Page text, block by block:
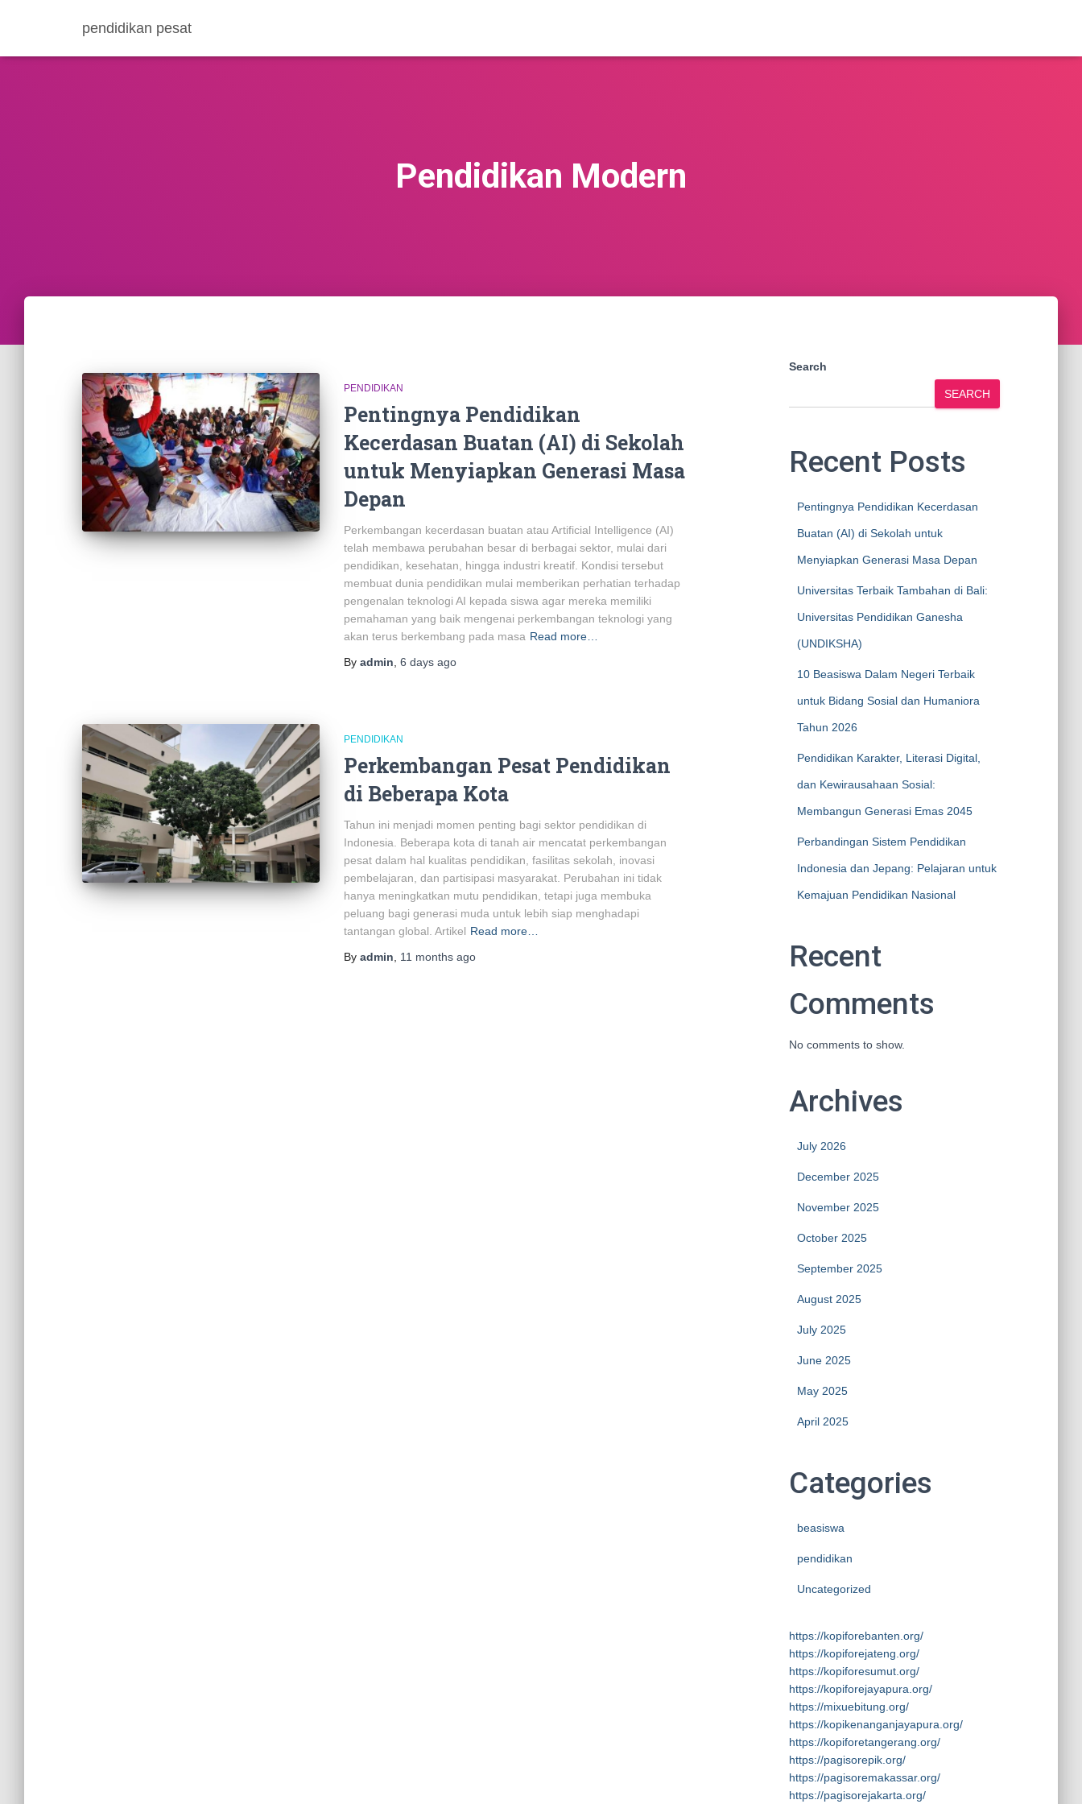
pendidikan pesat
Pendidikan Modern
PENDIDIKAN
Pentingnya Pendidikan
Kecerdasan Buatan (AI) di Sekolah
untuk Menyiapkan Generasi Masa
Depan
Perkembangan kecerdasan buatan atau Artificial Intelligence (AI)
telah membawa perubahan besar di berbagai sektor, mulai dari
pendidikan, kesehatan, hingga industri kreatif. Kondisi tersebut
membuat dunia pendidikan mulai memberikan perhatian terhadap
pengenalan teknologi AI kepada siswa agar mereka memiliki
pemahaman yang baik mengenai perkembangan teknologi yang
akan terus berkembang pada masa Read more…
By admin 6 days ago
PENDIDIKAN
Perkembangan Pesat Pendidikan
di Beberapa Kota
Tahun ini menjadi momen penting bagi sektor pendidikan di
Indonesia. Beberapa kota di tanah air mencatat perkembangan
pesat dalam hal kualitas pendidikan, fasilitas sekolah, inovasi
pembelajaran, dan partisipasi masyarakat. Perubahan ini tidak
hanya meningkatkan mutu pendidikan, tetapi juga membuka
peluang bagi generasi muda untuk lebih siap menghadapi
tantangan global. Artikel Read more…
By admin 11 months ago
Search
SEARCH
Recent Posts
Pentingnya Pendidikan Kecerdasan
Buatan (AI) di Sekolah untuk
Menyiapkan Generasi Masa Depan
Universitas Terbaik Tambahan di Bali:
Universitas Pendidikan Ganesha
(UNDIKSHA)
10 Beasiswa Dalam Negeri Terbaik
untuk Bidang Sosial dan Humaniora
Tahun 2026
Pendidikan Karakter, Literasi Digital,
dan Kewirausahaan Sosial:
Membangun Generasi Emas 2045
Perbandingan Sistem Pendidikan
Indonesia dan Jepang: Pelajaran untuk
Kemajuan Pendidikan Nasional
Recent
Comments
No comments to show.
Archives
July 2026
December 2025
November 2025
October 2025
September 2025
August 2025
July 2025
June 2025
May 2025
April 2025
Categories
beasiswa
pendidikan
Uncategorized
https://kopiforebanten.org/
https://kopiforejateng.org/
https://kopiforesumut.org/
https://kopiforejayapura.org/
https://mixuebitung.org/
https://kopikenanganjayapura.org/
https://kopiforetangerang.org/
https://pagisorepik.org/
https://pagisoremakassar.org/
https://pagisorejakarta.org/